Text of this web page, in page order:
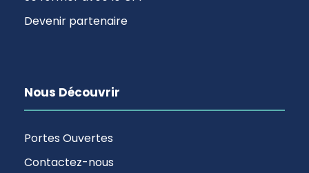
Devenir partenaire
Nous Découvrir
Portes Ouvertes
Contactez-nous